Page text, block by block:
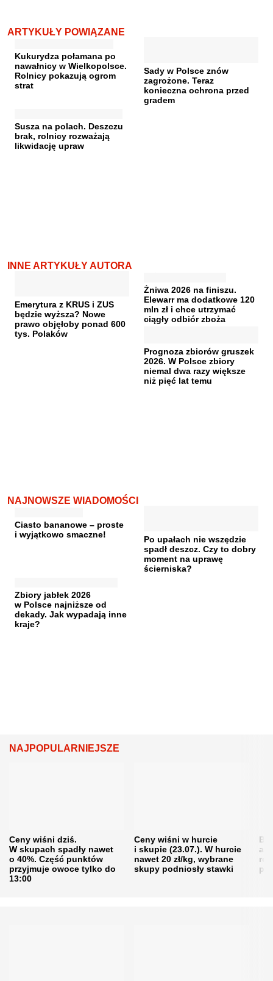
ARTYKUŁY POWIĄZANE
Kukurydza połamana po
nawałnicy w Wielkopolsce.
Rolnicy pokazują ogrom
strat
Sady w Polsce znów
zagrożone. Teraz
konieczna ochrona przed
gradem
Susza na polach. Deszczu
brak, rolnicy rozważają
likwidację upraw
INNE ARTYKUŁY AUTORA
Emerytura z KRUS i ZUS
będzie wyższa? Nowe
prawo objęłoby ponad 600
tys. Polaków
Żniwa 2026 na finiszu.
Elewarr ma dodatkowe 120
mln zł i chce utrzymać
ciągły odbiór zboża
Prognoza zbiorów gruszek
2026. W Polsce zbiory
niemal dwa razy większe
niż pięć lat temu
NAJNOWSZE WIADOMOŚCI
Ciasto bananowe – proste
i wyjątkowo smaczne!
Po upałach nie wszędzie
spadł deszcz. Czy to dobry
moment na uprawę
ścierniska?
Zbiory jabłek 2026
w Polsce najniższe od
dekady. Jak wypadają inne
kraje?
NAJPOPULARNIEJSZE
Ceny wiśni dziś.
W skupach spadły nawet
o 40%. Część punktów
przyjmuje owoce tylko do
13:00
Ceny wiśni w hurcie
i skupie (23.07.). W hurcie
nawet 20 zł/kg, wybrane
skupy podniosły stawki